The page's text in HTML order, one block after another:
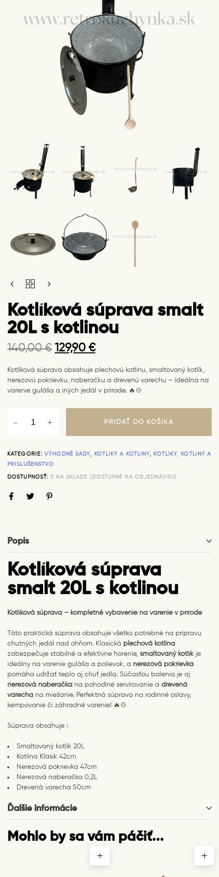
Kotlíková súprava smalt
20L s kotlinou
140,00€
Original
was:
140,00 €.
129,90 €
Current
is:
129,90 €.
Kotlíková súprava obsahuje plechovú kotlinu, smaltovaný kotlík,
nerezovú pokrievku, naberačku a drevenú varechu – ideálna na
varenie guláša a iných jedál v prírode. 🔥🍲
KOTLÍKOVÁ
SMALT
20L
KOTLINOU
PRIDAŤ DO KOŠÍKA
KATEGÓRIE:VÝHODNÉ SADY KOTLÍKY A KOTLINY
KOTLÍKY, KOTLINY A
PRÍSLUŠENSTVO
DOSTUPNOSŤ:3 NA SKLADE (DOSTUPNÉ NA OBJEDNÁVKU)
Popis
Kotlíková súprava
smalt 20L s kotlinou
Kotlíková súprava – kompletné vybavenie na varenie v prírode
Táto praktická súprava obsahuje všetko potrebné na prípravu
chutných jedál nad ohňom. Klasická plechová kotlina
zabezpečuje stabilné a efektívne horenie, smaltovaný kotlík je
ideálny na varenie guláša a polievok, a nerezová pokrievka
pomáha udržať teplo aj chuť jedla. Súčasťou balenia je aj
nerezová naberačka na pohodlné servírovanie a drevená
varecha na miešanie. Perfektná súprava na rodinné oslavy,
kempovanie či záhradné varenie! 🔥🍲
Súprava obsahuje :
Smaltovaný kotlík 20L
Kotlina Klasik 42cm
Nerezová pokrievka 47cm
Nerezová naberačka 0,2L
Drevená varecha 50cm
Ďalšie informácie
Mohlo by sa vám páčiť...